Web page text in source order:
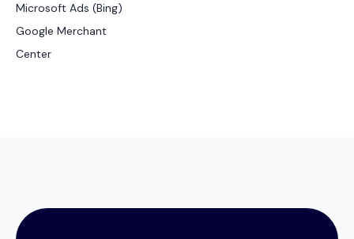
Microsoft Ads (Bing)
Google Merchant
Center